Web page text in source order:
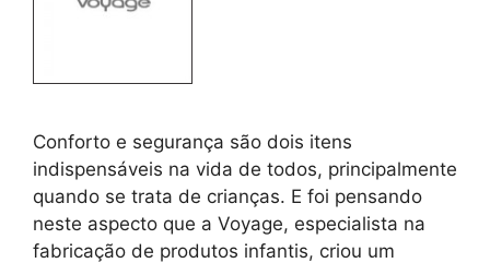
Conforto e segurança são dois itens
indispensáveis na vida de todos, principalmente
quando se trata de crianças. E foi pensando
neste aspecto que a Voyage, especialista na
fabricação de produtos infantis, criou um